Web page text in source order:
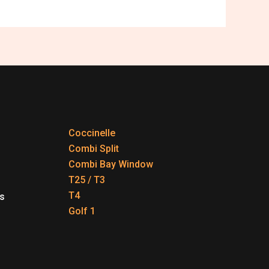
Coccinelle
Combi Split
Combi Bay Window
T25 / T3
T4
Golf 1